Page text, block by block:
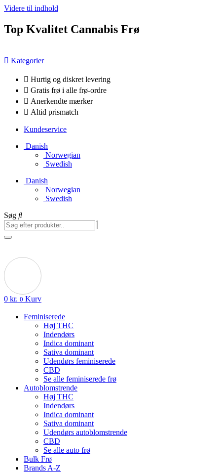
Videre til indhold
Top Kvalitet Cannabis Frø
Kategorier
Hurtig og diskret levering
Gratis frø i alle frø-ordre
Anerkendte mærker
Altid prismatch
Kundeservice
Danish
Norwegian
Swedish
Danish
Norwegian
Swedish
Søg
0 kr. 0 Kurv
Feminiserede
Høj THC
Indendørs
Indica dominant
Sativa dominant
Udendørs feminiserede
CBD
Se alle feminiserede frø
Autoblomstrende
Høj THC
Indendørs
Indica dominant
Sativa dominant
Udendørs autoblomstrende
CBD
Se alle auto frø
Bulk Frø
Brands A-Z